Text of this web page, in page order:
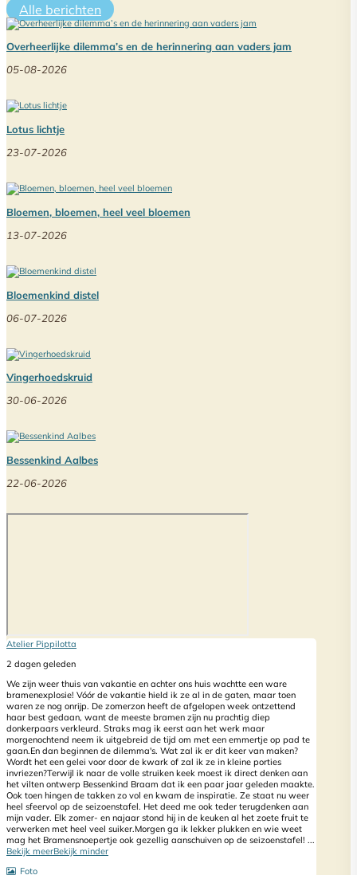
Alle berichten
Overheerlijke dilemma’s en de herinnering aan vaders jam
05-08-2026
Lotus lichtje
23-07-2026
Bloemen, bloemen, heel veel bloemen
13-07-2026
Bloemenkind distel
06-07-2026
Vingerhoedskruid
30-06-2026
Bessenkind Aalbes
22-06-2026
Atelier Pippilotta
2 dagen geleden
We zijn weer thuis van vakantie en achter ons huis wachtte een ware
bramenexplosie! Vóór de vakantie hield ik ze al in de gaten, maar toen
waren ze nog onrijp. De zomerzon heeft de afgelopen week ontzettend
haar best gedaan, want de meeste bramen zijn nu prachtig diep
donkerpaars verkleurd. Straks mag ik eerst aan het werk maar
morgenochtend neem ik uitgebreid de tijd om met een emmertje op pad te
gaan.En dan beginnen de dilemma's. Wat zal ik er dit keer van maken?
Wordt het een gelei voor door de kwark of zal ik ze in kleine porties
invriezen?Terwijl ik naar de volle struiken keek moest ik direct denken aan
het vilten ontwerp Bessenkind Braam dat ik een paar jaar geleden maakte.
Ook toen hingen de takken zo vol en kwam de inspiratie. Ze staat nu weer
heel sfeervol op de seizoenstafel. Het deed me ook teder terugdenken aan
mijn vader. Elk zomer- en najaar stond hij in de keuken al het zoete fruit te
verwerken met heel veel suiker.Morgen ga ik lekker plukken en wie weet
mag het Bramensnoepertje ook gezellig aanschuiven op de seizoenstafel! ...
Bekijk meerBekijk minder
Foto